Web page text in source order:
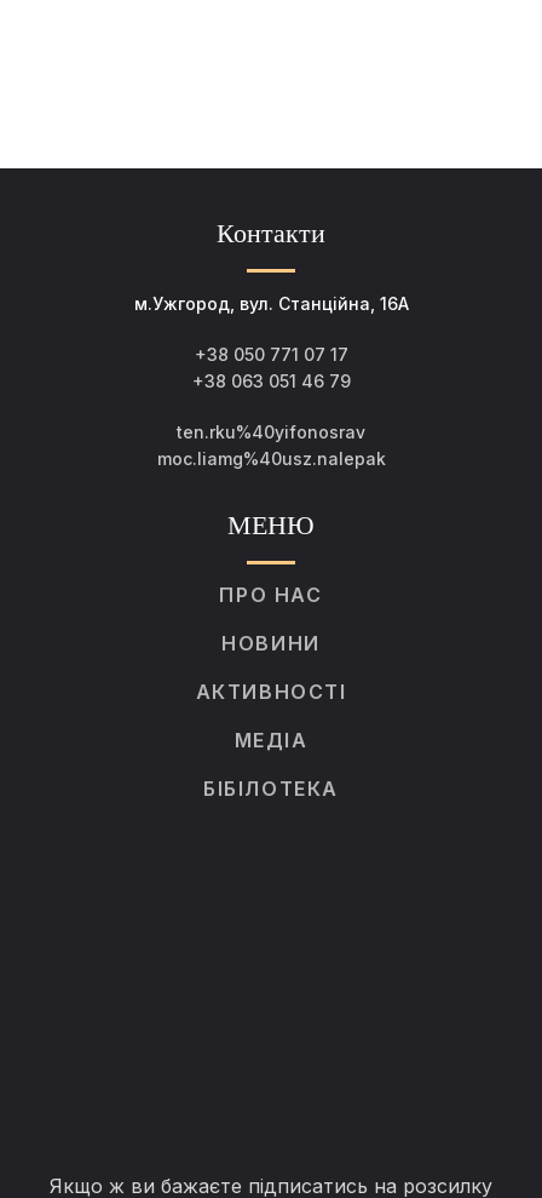
Контакти
м.Ужгород, вул. Станційна, 16А
+38 050 771 07 17
+38 063 051 46 79
ten.rku%40yifonosrav
moc.liamg%40usz.nalepak
МЕНЮ
ПРО НАС
НОВИНИ
АКТИВНОСТІ
МЕДІА
БІБІЛОТЕКА
Якщо ж ви бажаєте підписатись на розсилку